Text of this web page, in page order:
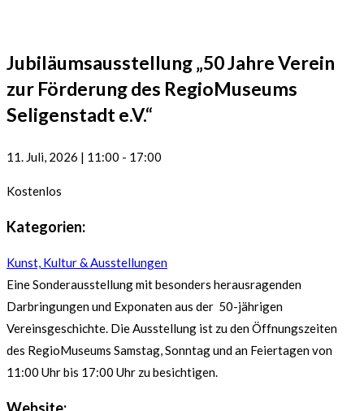
Jubiläumsausstellung „50 Jahre Verein
zur Förderung des RegioMuseums
Seligenstadt e.V.“
11. Juli, 2026 | 11:00 - 17:00
Kostenlos
Kategorien:
Kunst, Kultur & Ausstellungen
Eine Sonderausstellung mit besonders herausragenden
Darbringungen und Exponaten aus der 50-jährigen
Vereinsgeschichte. Die Ausstellung ist zu den Öffnungszeiten
des RegioMuseums Samstag, Sonntag und an Feiertagen von
11:00 Uhr bis 17:00 Uhr zu besichtigen.